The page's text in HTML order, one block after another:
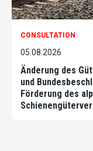
CONSULTATION
05.08.2026
Änderung des
und
Förderung des